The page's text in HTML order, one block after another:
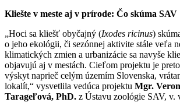
Kliešte v meste aj v prírode: Čo skúma SAV
„Hoci sa kliešť obyčajný (Ixodes ricinus)
o jeho ekológii, či sezónnej aktivite stále veľa
klimatických zmien a urbanizácie sa navyše
objavujú aj v mestách. Cieľom projektu je
výskyt naprieč celým územím Slovenska,
lokalít,“ vysvetlila vedúca projektu Mgr.
Tarageľová, PhD. z Ústavu zoológie SAV, v.